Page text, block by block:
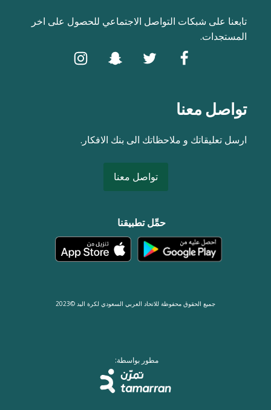
تابعنا على شبكات التواصل الاجتماعي للحصول على اخر
المستجدات.
تواصل معنا
ارسل تعليقاتك و ملاحظاتك الى بنك الافكار.
تواصل معنا
حمِّل تطبيقنا
جميع الحقوق محفوظة للاتحاد العربي السعودي لكرة اليد ©2023
مطور بواسطة: